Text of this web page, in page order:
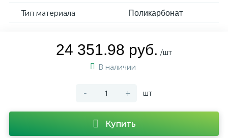
Тип материала Поликарбонат
24 351.98 руб. /шт
В наличии
- + шт
Купить